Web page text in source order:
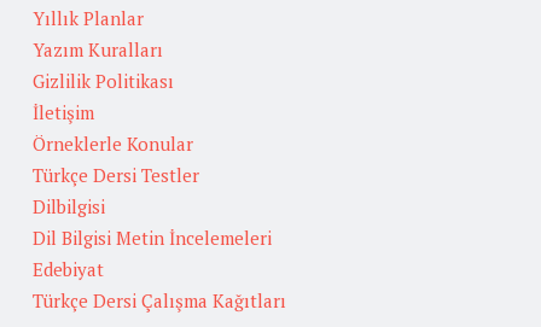
Yıllık Planlar
Yazım Kuralları
Gizlilik Politikası
İletişim
Örneklerle Konular
Türkçe Dersi Testler
Dilbilgisi
Dil Bilgisi Metin İncelemeleri
Edebiyat
Türkçe Dersi Çalışma Kağıtları